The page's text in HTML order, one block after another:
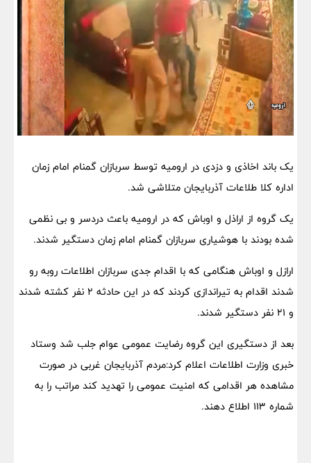
یک باند اخاذی و دزدی در ارومیه توسط سربازان گمنام امام زمان
اداره کلا طلاعات آذربایجان متلاشی شد.
یک گروه از اراذل و اوباش که در ارومیه باعث دردسر و بی نظمی
شده بودند با هوشیاری سربازان گمنام امام زمان دستگیر شدند.
ارازل و اوباش هنگامی که با اقدام جدی سربازان اطلاعات روبه رو
شدند اقدام به تیراندازی کردند که در این حادثه ۲ نفر کشته شدند
و ۲۱ نفر دستگیر شدند.
بعد از دستگیری این گروه رضایت عمومی عوام جلب شد وستاد
خبری وزارت اطلاعات اعلام کرد:مردم آذربایجان غربی در صورت
مشاهده هر اقدامی که امنیت عمومی را تهدید کند مراتب را به
شماره 113 اطلاع دهند.